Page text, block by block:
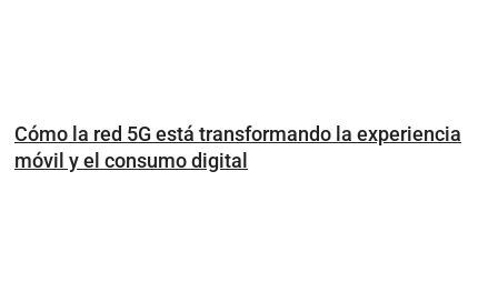
Cómo la red 5G está transformando la experiencia
móvil y el consumo digital